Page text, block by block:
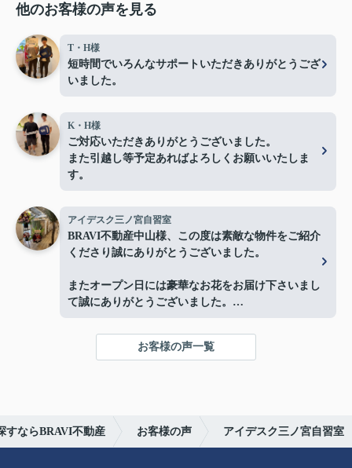
他のお客様の声を見る
T・H様
短時間でいろんなサポートいただきありがとうござ
いました。
K・H様
ご対応いただきありがとうございました。
また引越し等予定あればよろしくお願いいたしま
す。
アイデスク三ノ宮自習室
BRAVI不動産中山様、この度は素敵な物件をご紹介
くださり誠にありがとうございました。
またオープン日には豪華なお花をお届け下さいまし
て誠にありがとうございました。
を迎える事ができました。
心より感謝申し上げます。
お客様の声一覧
すならBRAVI不動産 お客様の声 アイデスク三ノ宮自習室